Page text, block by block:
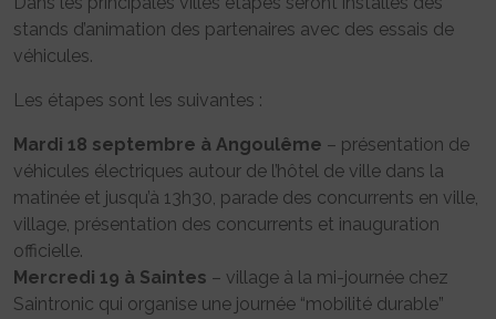
stands d’animation des partenaires avec des essais de
véhicules.
Les étapes sont les suivantes :
Mardi 18 septembre à Angoulême – présentation de
véhicules électriques autour de l’hôtel de ville dans la
matinée et jusqu’à 13h30, parade des concurrents en ville,
village, présentation des concurrents et inauguration
officielle.
Mercredi 19 à Saintes – village à la mi-journée chez
Saintronic qui organise une journée “mobilité durable”